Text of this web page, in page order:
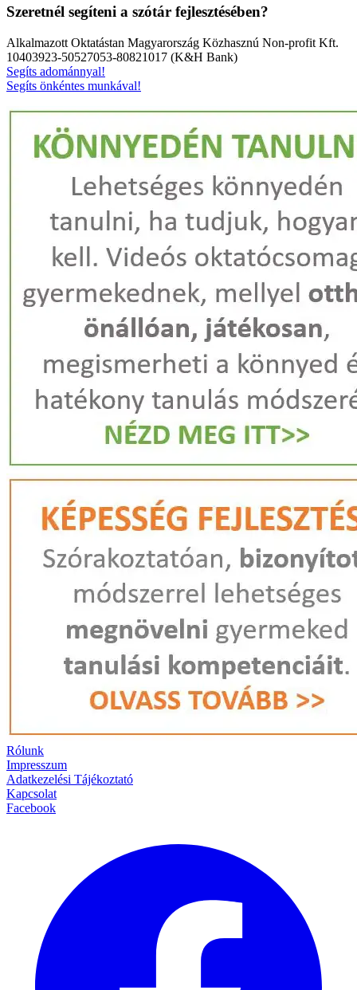
Szeretnél segíteni a szótár fejlesztésében?
Alkalmazott Oktatástan Magyarország Közhasznú Non-profit Kft.
10403923-50527053-80821017 (K&H Bank)
Segíts adománnyal!
Segíts önkéntes munkával!
Rólunk
Impresszum
Adatkezelési Tájékoztató
Kapcsolat
Facebook